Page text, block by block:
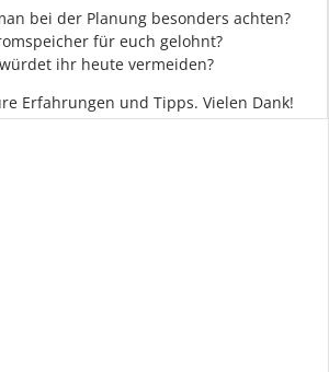
bei der Planung besonders achten?
für euch gelohnt?
ihr heute vermeiden?
Erfahrungen und Tipps. Vielen Dank!